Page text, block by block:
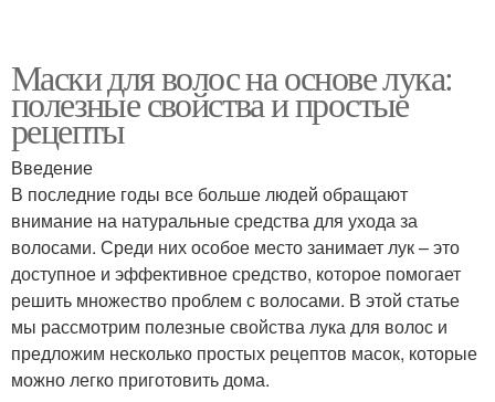
Маски для волос на основе лука:
полезные свойства и простые
рецепты
Введение
В последние годы все больше людей обращают
внимание на натуральные средства для ухода за
волосами. Среди них особое место занимает лук – это
доступное и эффективное средство, которое помогает
решить множество проблем с волосами. В этой статье
мы рассмотрим полезные свойства лука для волос и
предложим несколько простых рецептов масок, которые
можно легко приготовить дома.